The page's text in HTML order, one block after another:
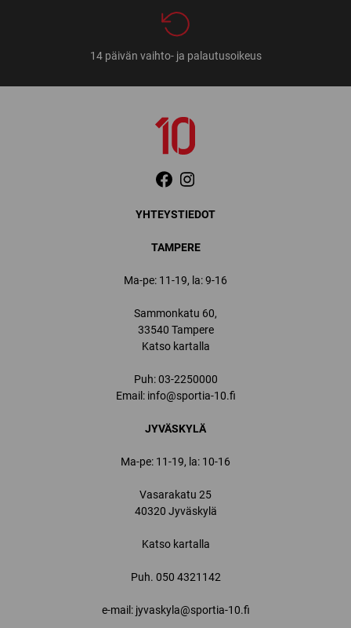
14 päivän vaihto- ja palautusoikeus
YHTEYSTIEDOT
TAMPERE
Ma-pe: 11-19, la: 9-16
Sammonkatu 60,
33540 Tampere
Katso kartalla
Puh:03-2250000
Email: info@sportia-10.fi
JYVÄSKYLÄ
Ma-pe: 11-19, la: 10-16
Vasarakatu 25
40320 Jyväskylä
Katso kartalla
Puh. 050 4321142
e-mail: jyvaskyla@sportia-10.fi